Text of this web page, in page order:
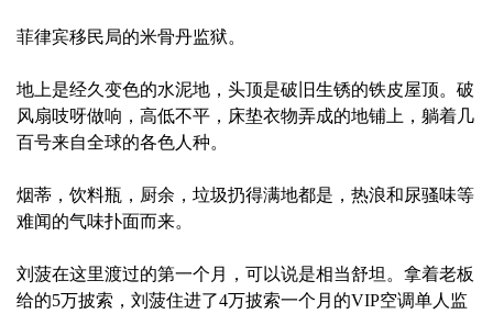
菲律宾移民局的米骨丹监狱。
地上是经久变色的水泥地，头顶是破旧生锈的铁皮屋顶。破
风扇吱呀做响，高低不平，床垫衣物弄成的地铺上，躺着几
百号来自全球的各色人种。
烟蒂，饮料瓶，厨余，垃圾扔得满地都是，热浪和尿骚味等
难闻的气味扑面而来。
刘菠在这里渡过的第一个月，可以说是相当舒坦。拿着老板
给的5万披索，刘菠住进了4万披索一个月的VIP空调单人监